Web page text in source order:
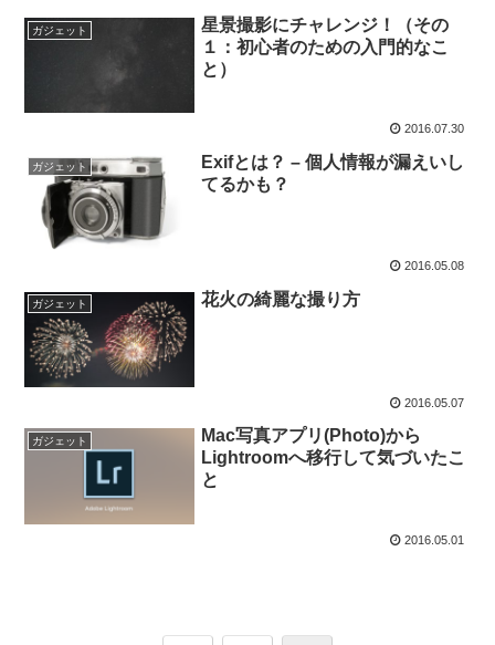
ガジェット
星景撮影にチャレンジ！（その
１：初心者のための入門的なこ
と）
2016.07.30
ガジェット
Exifとは？ – 個人情報が漏えいし
てるかも？
2016.05.08
ガジェット 花火の綺麗な撮り方
2016.05.07
ガジェット
Mac写真アプリ(Photo)から
Lightroomへ移行して気づいたこ
と
2016.05.01